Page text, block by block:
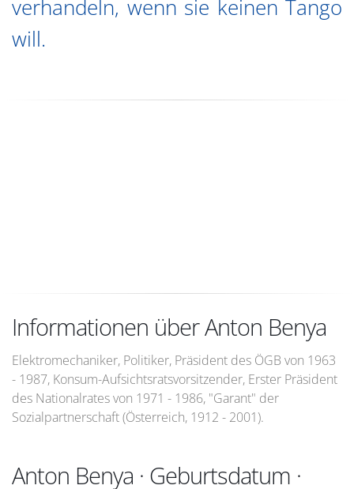
verhandeln, wenn sie keinen Tango
will.
Informationen über Anton Benya
Elektromechaniker, Politiker, Präsident des ÖGB von 1963
- 1987, Konsum-Aufsichtsratsvorsitzender, Erster Präsident
des Nationalrates von 1971 - 1986, "Garant" der
Sozialpartnerschaft (Österreich, 1912 - 2001).
Anton Benya · Geburtsdatum ·